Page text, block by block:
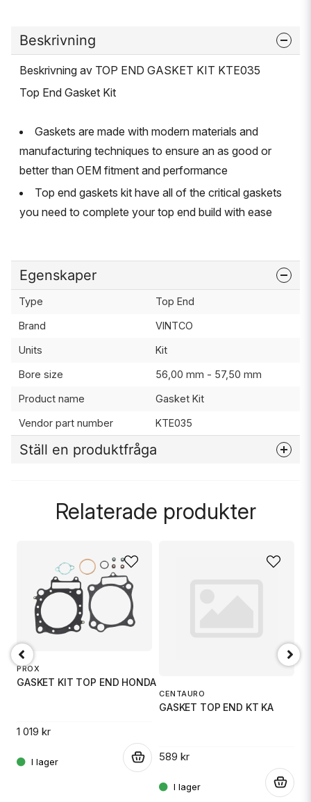
Beskrivning
Beskrivning av TOP END GASKET KIT KTE035
Top End Gasket Kit
Gaskets are made with modern materials and
manufacturing techniques to ensure an as good or
better than OEM fitment and performance
Top end gaskets kit have all of the critical gaskets
you need to complete your top end build with ease
Egenskaper
Type Top End
Brand VINTCO
Units Kit
Bore size 56,00 mm - 57,50 mm
Product name Gasket Kit
Vendor part number KTE035
Ställ en produktfråga
emailMejladress
Ja, ni får publicera min fråga
Relaterade produkter
PROX
GASKET KIT TOP END HONDA
1 019 kr
CENTAURO
GASKET TOP END KT KA
589 kr